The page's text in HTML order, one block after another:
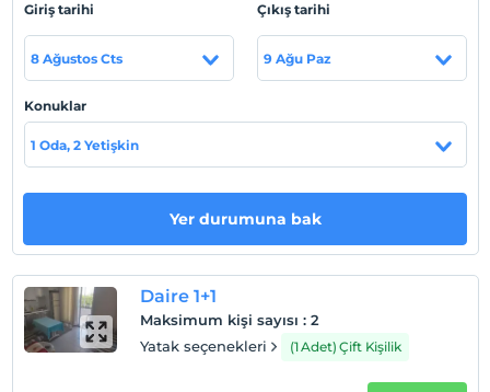
Check/in
En erken saat 10:00 ve sonrası
Check/out
En geç saat 14:00 ve öncesi
Evcil hayvan barınabilir
Sigara
Sigara içilen alanlar var
Çocuklar
2 yaşına kadar olan bebekler ücretsizdir.
Her bir oda için 6 yaşına kadar 1 çocuk ücretsizdir
Giriş tarihi
8 Ağustos Cts
Çıkış tarihi
9 Ağu Paz
Konuklar
1 Oda, 2 Yetişkin
Yer durumuna bak
Daire 1+1
Maksimum kişi sayısı : 2
Yatak seçenekleri
(1 Adet) Çift Kişilik